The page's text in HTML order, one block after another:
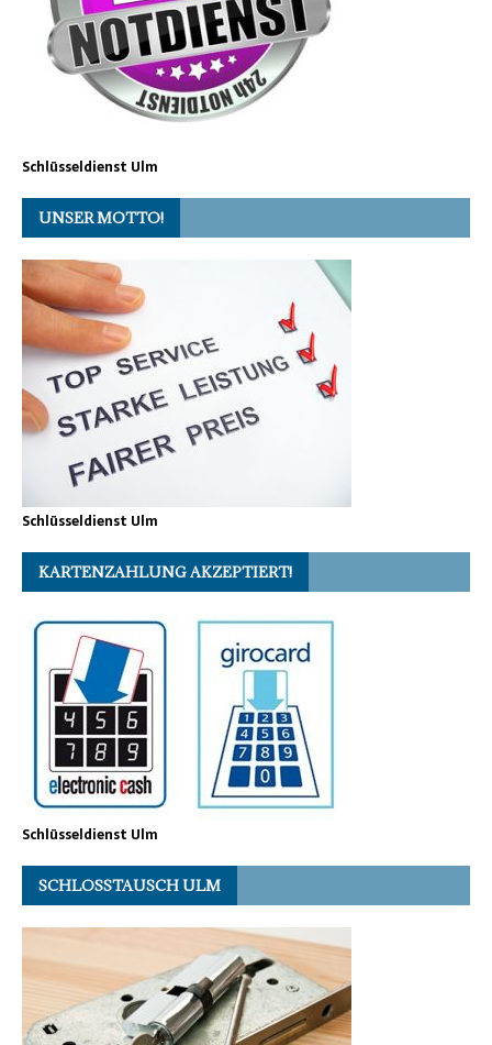
Schlüsseldienst Ulm
UNSER MOTTO!
Schlüsseldienst Ulm
KARTENZAHLUNG AKZEPTIERT!
Schlüsseldienst Ulm
SCHLOSSTAUSCH ULM